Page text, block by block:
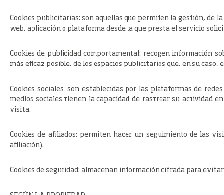
Cookies publicitarias: son aquellas que permiten la gestión, de
web, aplicación o plataforma desde la que presta el servicio
Cookiesde publicidad comportamental: recogen información
más eficaz posible, de los espacios publicitarios que, en su
Cookies sociales: son establecidas por las plataformas de
medios sociales tienen la capacidad de rastrear su actividad
visita.
Cookiesde afiliados: permiten hacer un seguimiento de las
afiliación).
Cookies de seguridad: almacenan información cifrada para evitar